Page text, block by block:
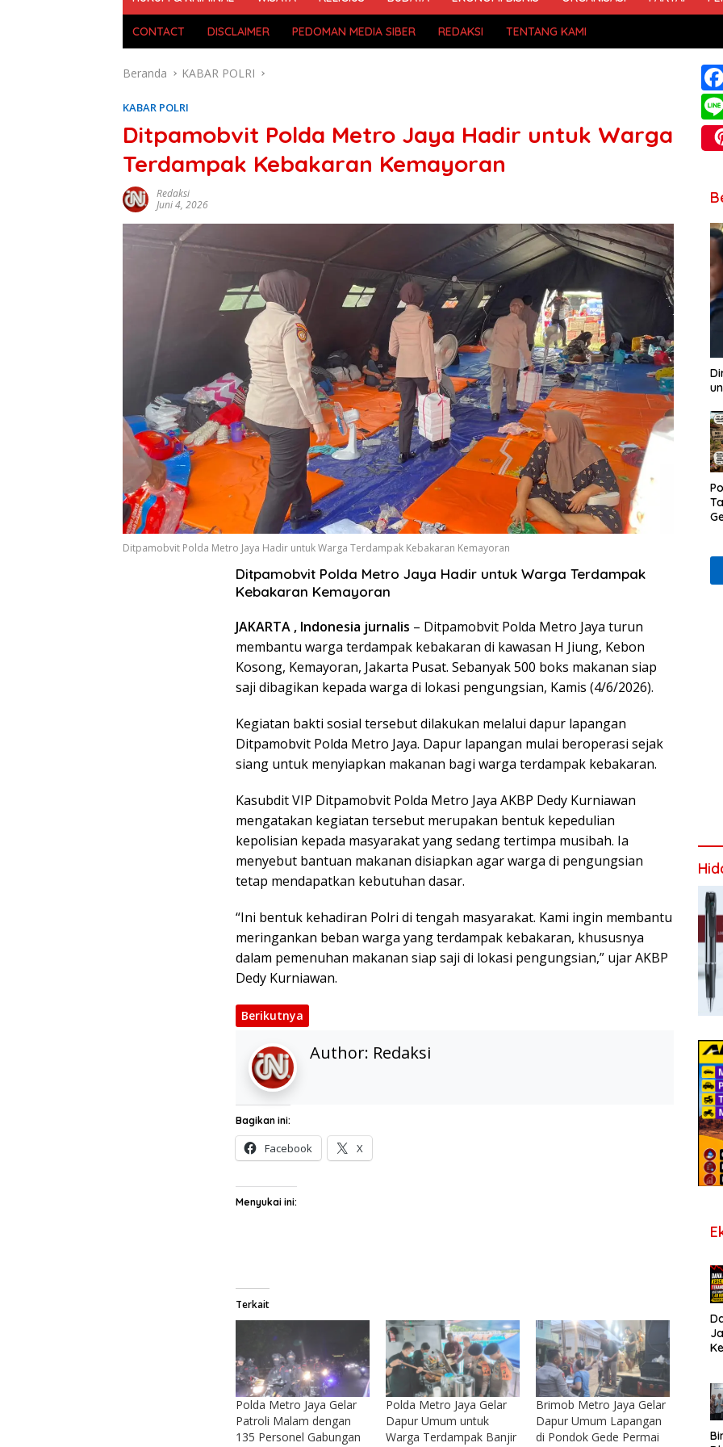
CONTACT DISCLAIMER PEDOMAN MEDIA SIBER REDAKSI TENTANG KAMI
Beranda KABAR POLRI
KABAR POLRI
Ditpamobvit Polda Metro Jaya Hadir untuk Warga
Terdampak Kebakaran Kemayoran
Redaksi
Juni 4, 2026
Ditpamobvit Polda Metro Jaya Hadir untuk Warga Terdampak Kebakaran Kemayoran
Ditpamobvit Polda Metro Jaya Hadir untuk Warga Terdampak
Kebakaran Kemayoran
JAKARTA , Indonesia jurnalis – Ditpamobvit Polda Metro Jaya turun
membantu warga terdampak kebakaran di kawasan H Jiung, Kebon
Kosong, Kemayoran, Jakarta Pusat. Sebanyak 500 boks makanan siap
saji dibagikan kepada warga di lokasi pengungsian, Kamis (4/6/2026).
Kegiatan bakti sosial tersebut dilakukan melalui dapur lapangan
Ditpamobvit Polda Metro Jaya. Dapur lapangan mulai beroperasi sejak
siang untuk menyiapkan makanan bagi warga terdampak kebakaran.
Kasubdit VIP Ditpamobvit Polda Metro Jaya AKBP Dedy Kurniawan
mengatakan kegiatan tersebut merupakan bentuk kepedulian
kepolisian kepada masyarakat yang sedang tertimpa musibah. Ia
menyebut bantuan makanan disiapkan agar warga di pengungsian
tetap mendapatkan kebutuhan dasar.
“Ini bentuk kehadiran Polri di tengah masyarakat. Kami ingin membantu
meringankan beban warga yang terdampak kebakaran, khususnya
dalam pemenuhan makanan siap saji di lokasi pengungsian,” ujar AKBP
Dedy Kurniawan.
Berikutnya
Author: Redaksi
Bagikan ini:
Facebook X
Menyukai ini:
Terkait
Polda Metro Jaya Gelar
Patroli Malam dengan
135 Personel Gabungan
Polda Metro Jaya Gelar
Dapur Umum untuk
Warga Terdampak Banjir
Brimob Metro Jaya Gelar
Dapur Umum Lapangan
di Pondok Gede Permai